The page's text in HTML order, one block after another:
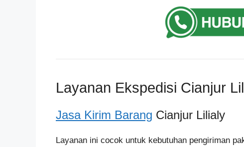
Layanan Ekspedisi Cianjur
Jasa Kirim Barang Cianjur Lilialy
Layanan ini cocok untuk kebutuhan pengiriman